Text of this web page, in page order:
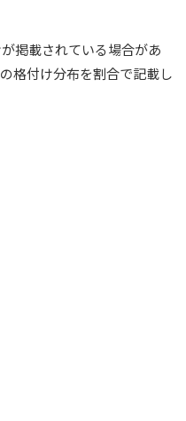
掲載されている場合があ
格付け分布を割合で記載し